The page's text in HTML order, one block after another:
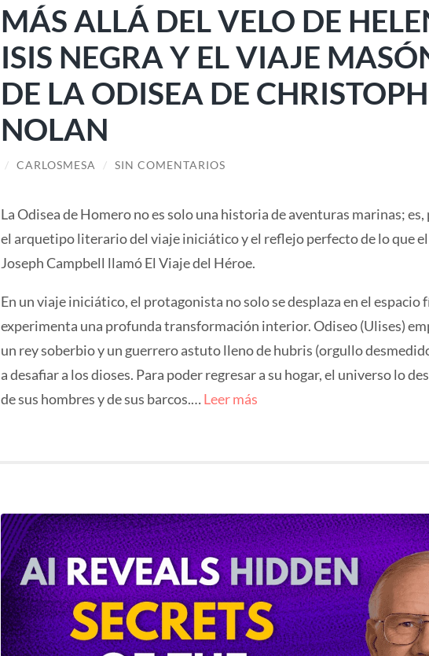
MÁS ALLÁ DEL VELO DE
ISIS NEGRA Y EL VIAJE
DE LA ODISEA DE
NOLAN
/ CARLOSMESA / SIN COMENTARIOS
La Odisea de Homero no es solo una historia de aventuras marinas; es,
el arquetipo literario del viaje iniciático y el reflejo perfecto de lo que
Joseph Campbell llamó El Viaje del Héroe.
En un viaje iniciático, el protagonista no solo se desplaza en el espacio
experimenta una profunda transformación interior. Odiseo (Ulises)
un rey soberbio y un guerrero astuto lleno de hubris (orgullo
a desafiar a los dioses. Para poder regresar a su hogar, el universo lo
de sus hombres y de sus barcos.…Leer más